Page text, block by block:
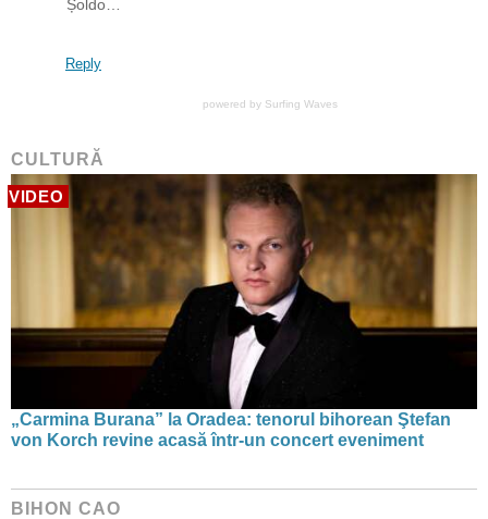
Șoldo…
Reply
powered by Surfing Waves
CULTURĂ
VIDEO
„Carmina Burana” la Oradea: tenorul bihorean Ştefan
von Korch revine acasă într-un concert eveniment
BIHON CAO